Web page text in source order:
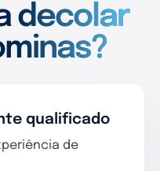
decolar
qualificado
de